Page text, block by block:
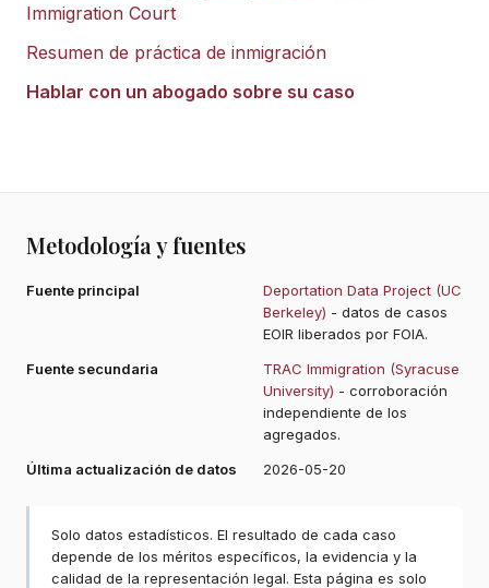
Immigration Court
Resumen de práctica de inmigración
Hablar con un abogado sobre su caso
Metodología y fuentes
Fuente principal
Deportation Data Project (UC
Berkeley) - datos de casos
EOIR liberados por FOIA.
Fuente secundaria
TRAC Immigration (Syracuse
University) - corroboración
independiente de los
agregados.
Última actualización de datos
2026-05-20
Solo datos estadísticos. El resultado de cada caso
depende de los méritos específicos, la evidencia y la
calidad de la representación legal. Esta página es solo